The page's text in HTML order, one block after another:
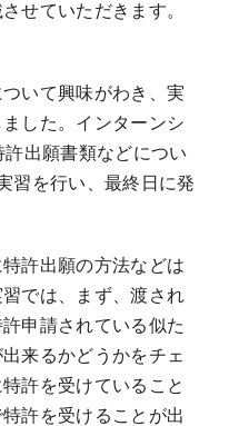
せていただきます。
いて興味がわき、実
した。インターンシ
出願書類などについ
習を行い、最終日に発
許出願の方法などは
では、まず、渡され
申請されている似た
来るかどうかをチェ
許を受けていること
許を受けることが出